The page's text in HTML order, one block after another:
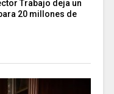
Trabajo deja un
20 millones de